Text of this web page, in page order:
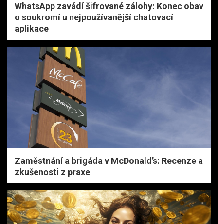
WhatsApp zavádí šifrované zálohy: Konec obav
o soukromí u nejpoužívanější chatovací
aplikace
Zaměstnání a brigáda v McDonald’s: Recenze a
zkušenosti z praxe